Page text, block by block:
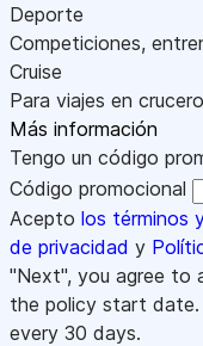
Deporte
Competiciones,
Cruise
Para viajes en crucero
Más información
Tengo un código
Código promocional
Acepto los términos
de privacidad y
"Next", you agree to
the policy start date.
every 30 days.